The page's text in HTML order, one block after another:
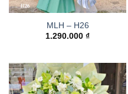
MLH – H26
1.290.000 ₫